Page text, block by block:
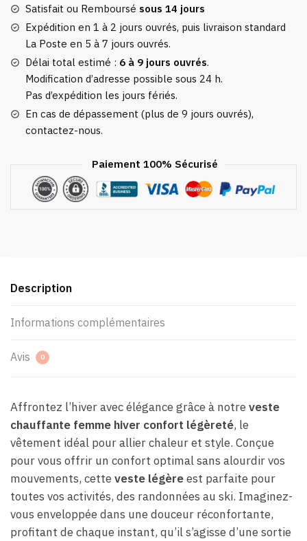
Hiver
Confort
Légèreté
Satisfait ou Remboursé sous 14 jours
Expédition en 1 à 2 jours ouvrés, puis livraison standard
La Poste en 5 à 7 jours ouvrés.
Délai total estimé : 6 à 9 jours ouvrés.
Modification d’adresse possible sous 24 h.
Pas d’expédition les jours fériés.
En cas de dépassement (plus de 9 jours ouvrés),
contactez-nous.
Paiement 100% Sécurisé
Description
Informations complémentaires
Avis 0
Affrontez l’hiver avec élégance grâce à notreveste
chauffante femme hiver confort légèreté, le
vêtement idéal pour allier chaleur et style. Conçue
pour vous offrir un confort optimal sans alourdir vos
mouvements, cetteveste légèreest parfaite pour
toutes vos activités, des randonnées au ski. Imaginez-
vous enveloppée dans une douceur réconfortante,
profitant de chaque instant, qu’il s’agisse d’une sortie